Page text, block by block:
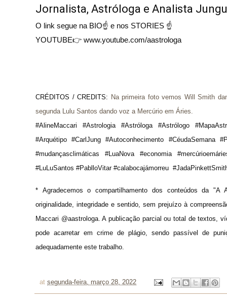
Jornalista, Astróloga e Analista
O link segue na BIO☝ e nos STORIES ☝
YOUTUBE👉 www.youtube.com/aastrologa
CRÉDITOS / CREDITS: Na primeira foto vemos Will Smith
segunda Lulu Santos dando voz a Mercúrio em Áries.
#AlineMaccari #Astrologia #Astróloga #Astrólogo
#Arquétipo #CarlJung #Autoconhecimento #CéudaSemana
#mudançasclimáticas #LuaNova #economia
#LuLuSantos #PablloVitar #calabocajámorreu
* Agradecemos o compartilhamento dos conteúdos da
originalidade, integridade e sentido, sem prejuízo à
Maccari @aastrologa. A publicação parcial ou total de textos,
pode acarretar em crime de plágio, sendo passível de
adequadamente este trabalho.
at segunda-feira, março 28, 2022